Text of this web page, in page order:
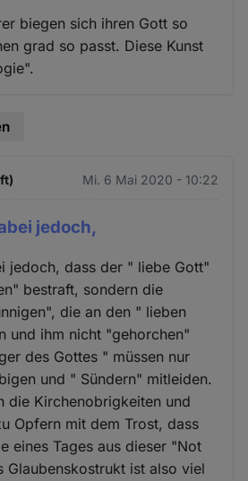
biegen sich ihren Gott so
grad so passt. Diese Kunst
Mi. 6 Mai 2020 - 10:22
jedoch,
jedoch, dass der " liebe Gott"
bestraft, sondern die
die an den " lieben
und ihm nicht "gehorchen"
des Gottes " müssen nur
und " Sündern" mitleiden.
die Kirchenobrigkeiten und
Opfern mit dem Trost, dass
eines Tages aus dieser "Not
Glaubenskostrukt ist also viel